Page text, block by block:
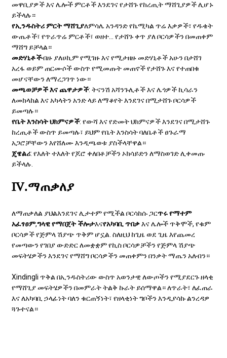
መዋቢያዎች እና ሌሎች ምርቶች እንደገና የታሸጉ የከረጢት ማሸጊያዎች ሊሆኑ
ይችላሉ።
የኢንዱስትሪ ምርት ማሸጊያለምሳሌ አንዳንድ የኬሚካል ጥሬ እቃዎች፣ የዱቄት
ውጤቶች፣ የጥራጥሬ ምርቶች፣ ወዘተ... የታሸጉ ቀጥ ያለ ቦርሳዎችን በመጠቀም
ማሸግ ይቻላል።
መድሃኒቶችብዙ ያለሀኪም የሚገዙ እና የሚታዘዙ መድሃኒቶች አሁን በታሸገ
አረፋ ወይም ጠርሙሶች ውስጥ የሚመጡት መጠኖች የታሸጉ እና የተጠበቁ
መሆናቸውን ለማረጋገጥ ነው።
መጫወቻዎች እና ጨዋታዎች: ትናንሽ አሻንጉሊቶች እና ሌጎዎች ኪሳራን
ለመከላከል እና አካላትን አንድ ላይ ለማቆየት እንደገና በሚታሸጉ ቦርሳዎች
ይመጣሉ።
የቤት እንስሳት ህክምናዎች: የውሻ እና የድመት ህክምናዎች እንደገና በሚታሸጉ
ከረጢቶች ውስጥ ይመጣሉ፣ ይህም የቤት እንስሳት ባለቤቶች ፀጉራማ
አጋሮቻቸውን እየሸለሙ እንዲጫወቱ ያስችላቸዋል።
ጄዌልሪ: የእለት ተእለት የጆሮ ቀለበቶቻችን ኦክሳይድን ለማስወገድ ሊቀመጡ
ይችላሉ.
Ⅳ.ማጠቃለያ
ለማጠቃለል ያህልእንደገና ሊታተም የሚችል ቦርሳከሱ ጋርጥሩ የማተም
አፈፃፀም,ግላዊ የማበጀት ችሎታእናየአካባቢ ጥበቃእና ሌሎች ጥቅሞች, የቁም
ቦርሳዎች የጅምላ ሽያጭ ጥቅም ሆኗል. ስለዚህ ከጊዜ ወደ ጊዜ እየጨመረ
የመጣውን የገበያ ውድድር ለመቋቋም የኪስ ቦርሳዎቻችን የጅምላ ሽያጭ
መፍትሄዎችን እንደገና የማሸግ ቦርሳዎችን መጠቀምን በንቃት ማጤን አለብን።
Xindingli ጥቅል በኢንዱስትሪው ውስጥ አወንታዊ ለውጦችን የሚያደርጉ ዘላቂ
የማሸጊያ መፍትሄዎችን በመምራት ትልቅ ኩራት ይሰማዋል። ለጥራት፣ ለፈጠራ
እና ለአካባቢ ኃላፊነት ባለን ቁርጠኝነት፣ የዘላቂነት ግቦችን እንዲያሳኩ ልንረዳዎ
ጓጉተናል።